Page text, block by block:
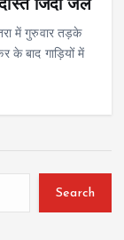
जिंदा जले
में गुरुवार तड़के
के बाद गाड़ियों में
Search